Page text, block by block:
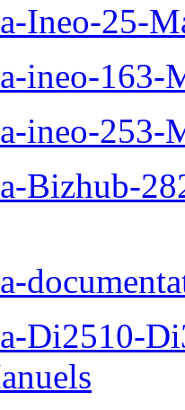
Ineo-25-
ineo-163-
ineo-253-
Bizhub-
Di2510-